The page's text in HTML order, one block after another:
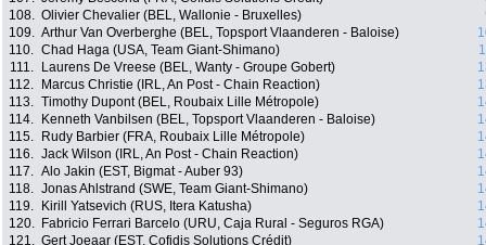
108. Olivier Chevalier (BEL, Wallonie - Bruxelles)
109. Arthur Van Overberghe (BEL, Topsport Vlaanderen - Baloise)
110. Chad Haga (USA, Team Giant-Shimano)
111.
Laurens De Vreese (BEL, Wanty - Groupe Gobert)
112.
Marcus Christie (IRL, An Post - Chain Reaction)
113. Timothy Dupont (BEL, Roubaix Lille Métropole)
114.
Kenneth Vanbilsen (BEL, Topsport Vlaanderen - Baloise)
115.
Rudy Barbier (FRA, Roubaix Lille Métropole)
116. Jack Wilson (IRL, An Post - Chain Reaction)
117. Alo Jakin (EST, Bigmat - Auber 93)
118. Jonas Ahlstrand (SWE, Team Giant-Shimano)
119.
Kirill Yatsevich (RUS, Itera Katusha)
120.
Fabricio Ferrari Barcelo (URU, Caja Rural - Seguros RGA)
121. Gert Joeaar (EST, Cofidis Solutions Crédit)